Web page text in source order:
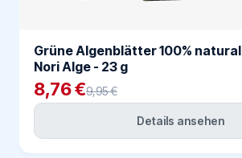
Grüne Algenblätter 100% natural - Kaltwasser
Nori Alge - 23 g
8,76 €9,95 €
Details ansehen